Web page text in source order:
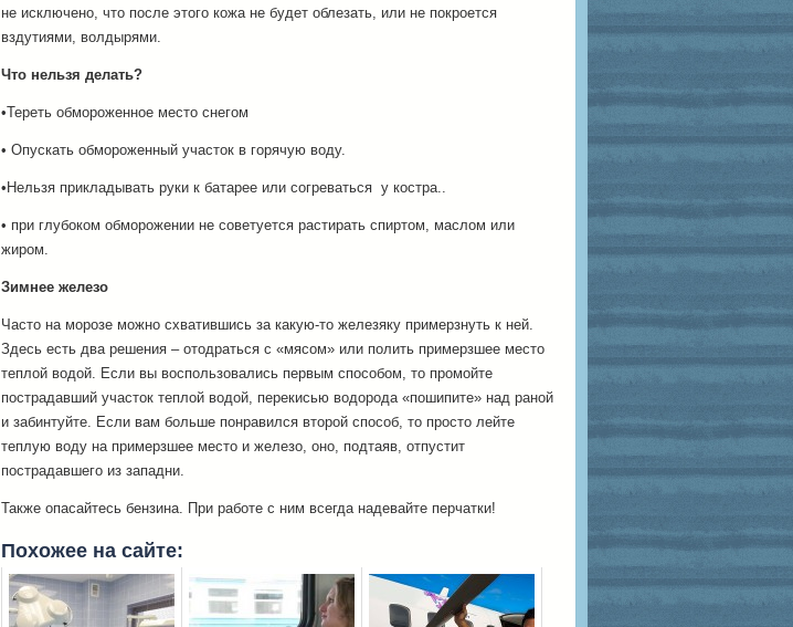
не исключено, что после этого кожа не будет облезать, или не покроется
вздутиями, волдырями.
Что нельзя делать?
•Тереть обмороженное место снегом
• Опускать обмороженный участок в горячую воду.
•Нельзя прикладывать руки к батарее или согреваться у костра..
• при глубоком обморожении не советуется растирать спиртом, маслом или
жиром.
Зимнее железо
Часто на морозе можно схватившись за какую-то железяку примерзнуть к ней.
Здесь есть два решения – отодраться с «мясом» или полить примерзшее место
теплой водой. Если вы воспользовались первым способом, то промойте
пострадавший участок теплой водой, перекисью водорода «пошипите» над раной
и забинтуйте. Если вам больше понравился второй способ, то просто лейте
теплую воду на примерзшее место и железо, оно, подтаяв, отпустит
пострадавшего из западни.
Также опасайтесь бензина. При работе с ним всегда надевайте перчатки!
Похожее на сайте: